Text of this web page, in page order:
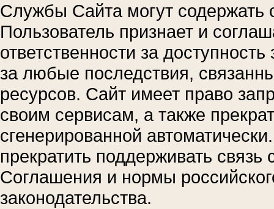
Службы Сайта могут содержать
Пользователь признает и
ответственности за
за любые последствия,
ресурсов. Сайт имеет право
своим сервисам, а также
сгенерированной
прекратить поддерживать
Соглашения и нормы
законодательства.